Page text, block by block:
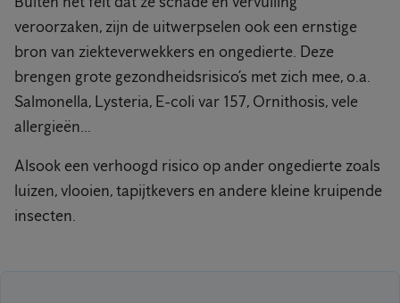
veroorzaken, zijn de uitwerpselen ook een ernstige
bron van ziekteverwekkers en ongedierte. Deze
brengen grote gezondheidsrisico’s met zich mee, o.a.
Salmonella, Lysteria, E-coli var 157, Ornithosis, vele
allergieën...
Alsook een verhoogd risico op ander ongedierte zoals
luizen, vlooien, tapijtkevers en andere kleine kruipende
insecten.